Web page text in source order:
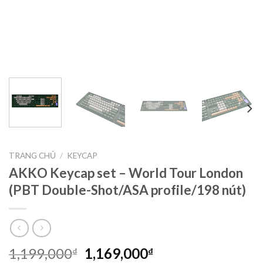
TRANG CHỦ / KEYCAP
AKKO Keycap set – World Tour London
(PBT Double-Shot/ASA profile/198 nút)
1,199,000₫ 1,169,000₫